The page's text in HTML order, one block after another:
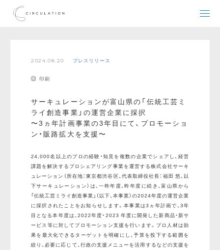
2024.08.20 プレスリリース
印刷
サーキュレーションが富山県の「伝統工芸ミ
ライ創造事業」の運営企業に採択
〜3ヵ年計画事業の3年目にて、プロモーショ
ン・販路拡大を支援〜
24,000名以上のプロの経験・知見を複数の企業でシェアし、経営
課題を解決するプロシェアリング事業を運営する株式会社サーキ
ュレーション（所在地：東京都渋谷区、代表取締役社長：福田 悠、以
下サーキュレーション）は、一昨年度、昨年度に続き、富山県から
「伝統工芸ミライ創造事業」（以下、本事業）の2024年度の運営企業
に採択されたことをお知らせします。本事業は3ヵ年計画で、3年
目となる本年度は、2022年度・2023 年度に開発した新商品・新サ
ービス等に対してプロモーション支援を行います。プロ人材は効
果を最大化できるターゲットを明確にし、予算を投下する範囲を
絞り、必要に応じて、行政の支援メニューを活用するなどの支援を